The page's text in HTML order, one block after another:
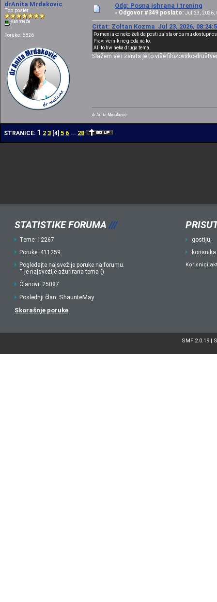
drAnita Mrdakovic
Top poster
Van mreže
Poruke: 6826
Odg: Posna ishrana i trening
« Odgovor #349 poslato: Jul 23, 2026,
Citat: Zoltan Kozma Jul 23, 2026,
Po meni ako neko želi da posti zaista onda mu
Pravi vernik ne gleda na to.
Ali to hw neka druga tema.
Slažem se i zaista je to više filozovsko-
dr Anita Mrdaković
STRANICE: 1 2 3 [4] 5 6 ... 28
STATISTIKE FORUMA ///
Teme: 12267
Poruke: 411259
Pogledajte najsvežije poruke na forumu.
"" je najsvežije ažurirana tema ()
Članovi: 25087
Poslednji član: ShaunteMay
Skorašnje poruke
gostiju,
korisnika
Korisnici
SMF 2.0.19|